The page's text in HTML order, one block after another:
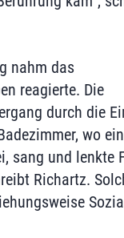
nahm das
reagierte. Die
durch die
wo ein
sang und lenkte
Richartz.